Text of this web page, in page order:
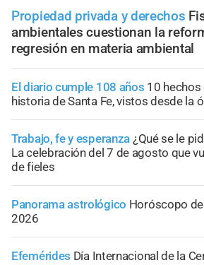
Propiedad privada y derechos
ambientales cuestionan la
regresión en materia ambiental
El diario cumple 108 años 10 hechos
historia de Santa Fe, vistos desde la
Trabajo, fe y esperanza ¿Qué se le
La celebración del 7 de agosto que
de fieles
Panorama astrológico Horóscopo
2026
Efemérides Día Internacional de la